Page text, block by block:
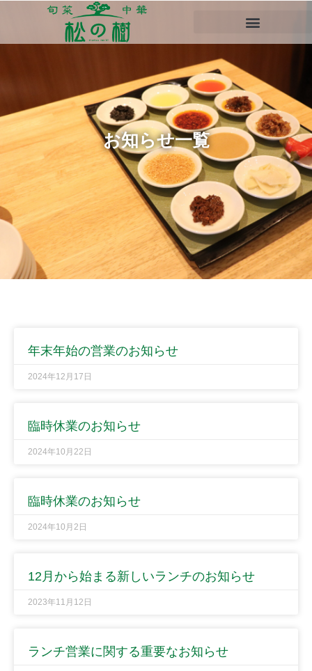
お知らせ一覧
年末年始の営業のお知らせ
2024年12月17日
臨時休業のお知らせ
2024年10月22日
臨時休業のお知らせ
2024年10月2日
12月から始まる新しいランチのお知らせ
2023年11月12日
ランチ営業に関する重要なお知らせ